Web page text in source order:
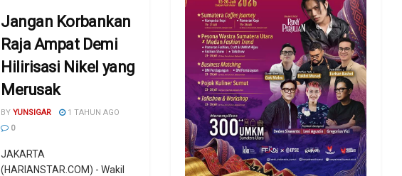
Jangan Korbankan
Raja Ampat Demi
Hilirisasi Nikel yang
Merusak
BY YUNSIGAR
1 TAHUN AGO
0
JAKARTA
(HARIANSTAR.COM) - Wakil